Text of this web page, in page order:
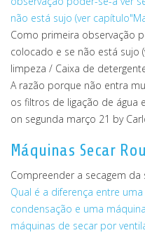
não está sujo (ver
Como primeira observação
colocado e se não está sujo
limpeza / Caixa de
A razão porque não entra
os filtros de ligação de água
on segunda março 21 by
Máquinas Secar
Compreender a secagem da
Qual é a diferença entre
condensação e uma
máquinas de secar por